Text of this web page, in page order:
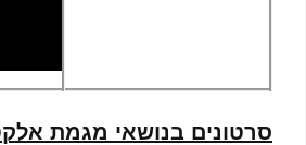
סרטונים בנושאי מגמת